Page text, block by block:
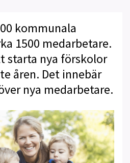
kommunala
1500 medarbetare.
starta nya förskolor
åren. Det innebär
nya medarbetare.